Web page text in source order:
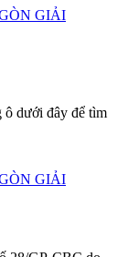
GIẢI
ô dưới đây để tìm
GIẢI